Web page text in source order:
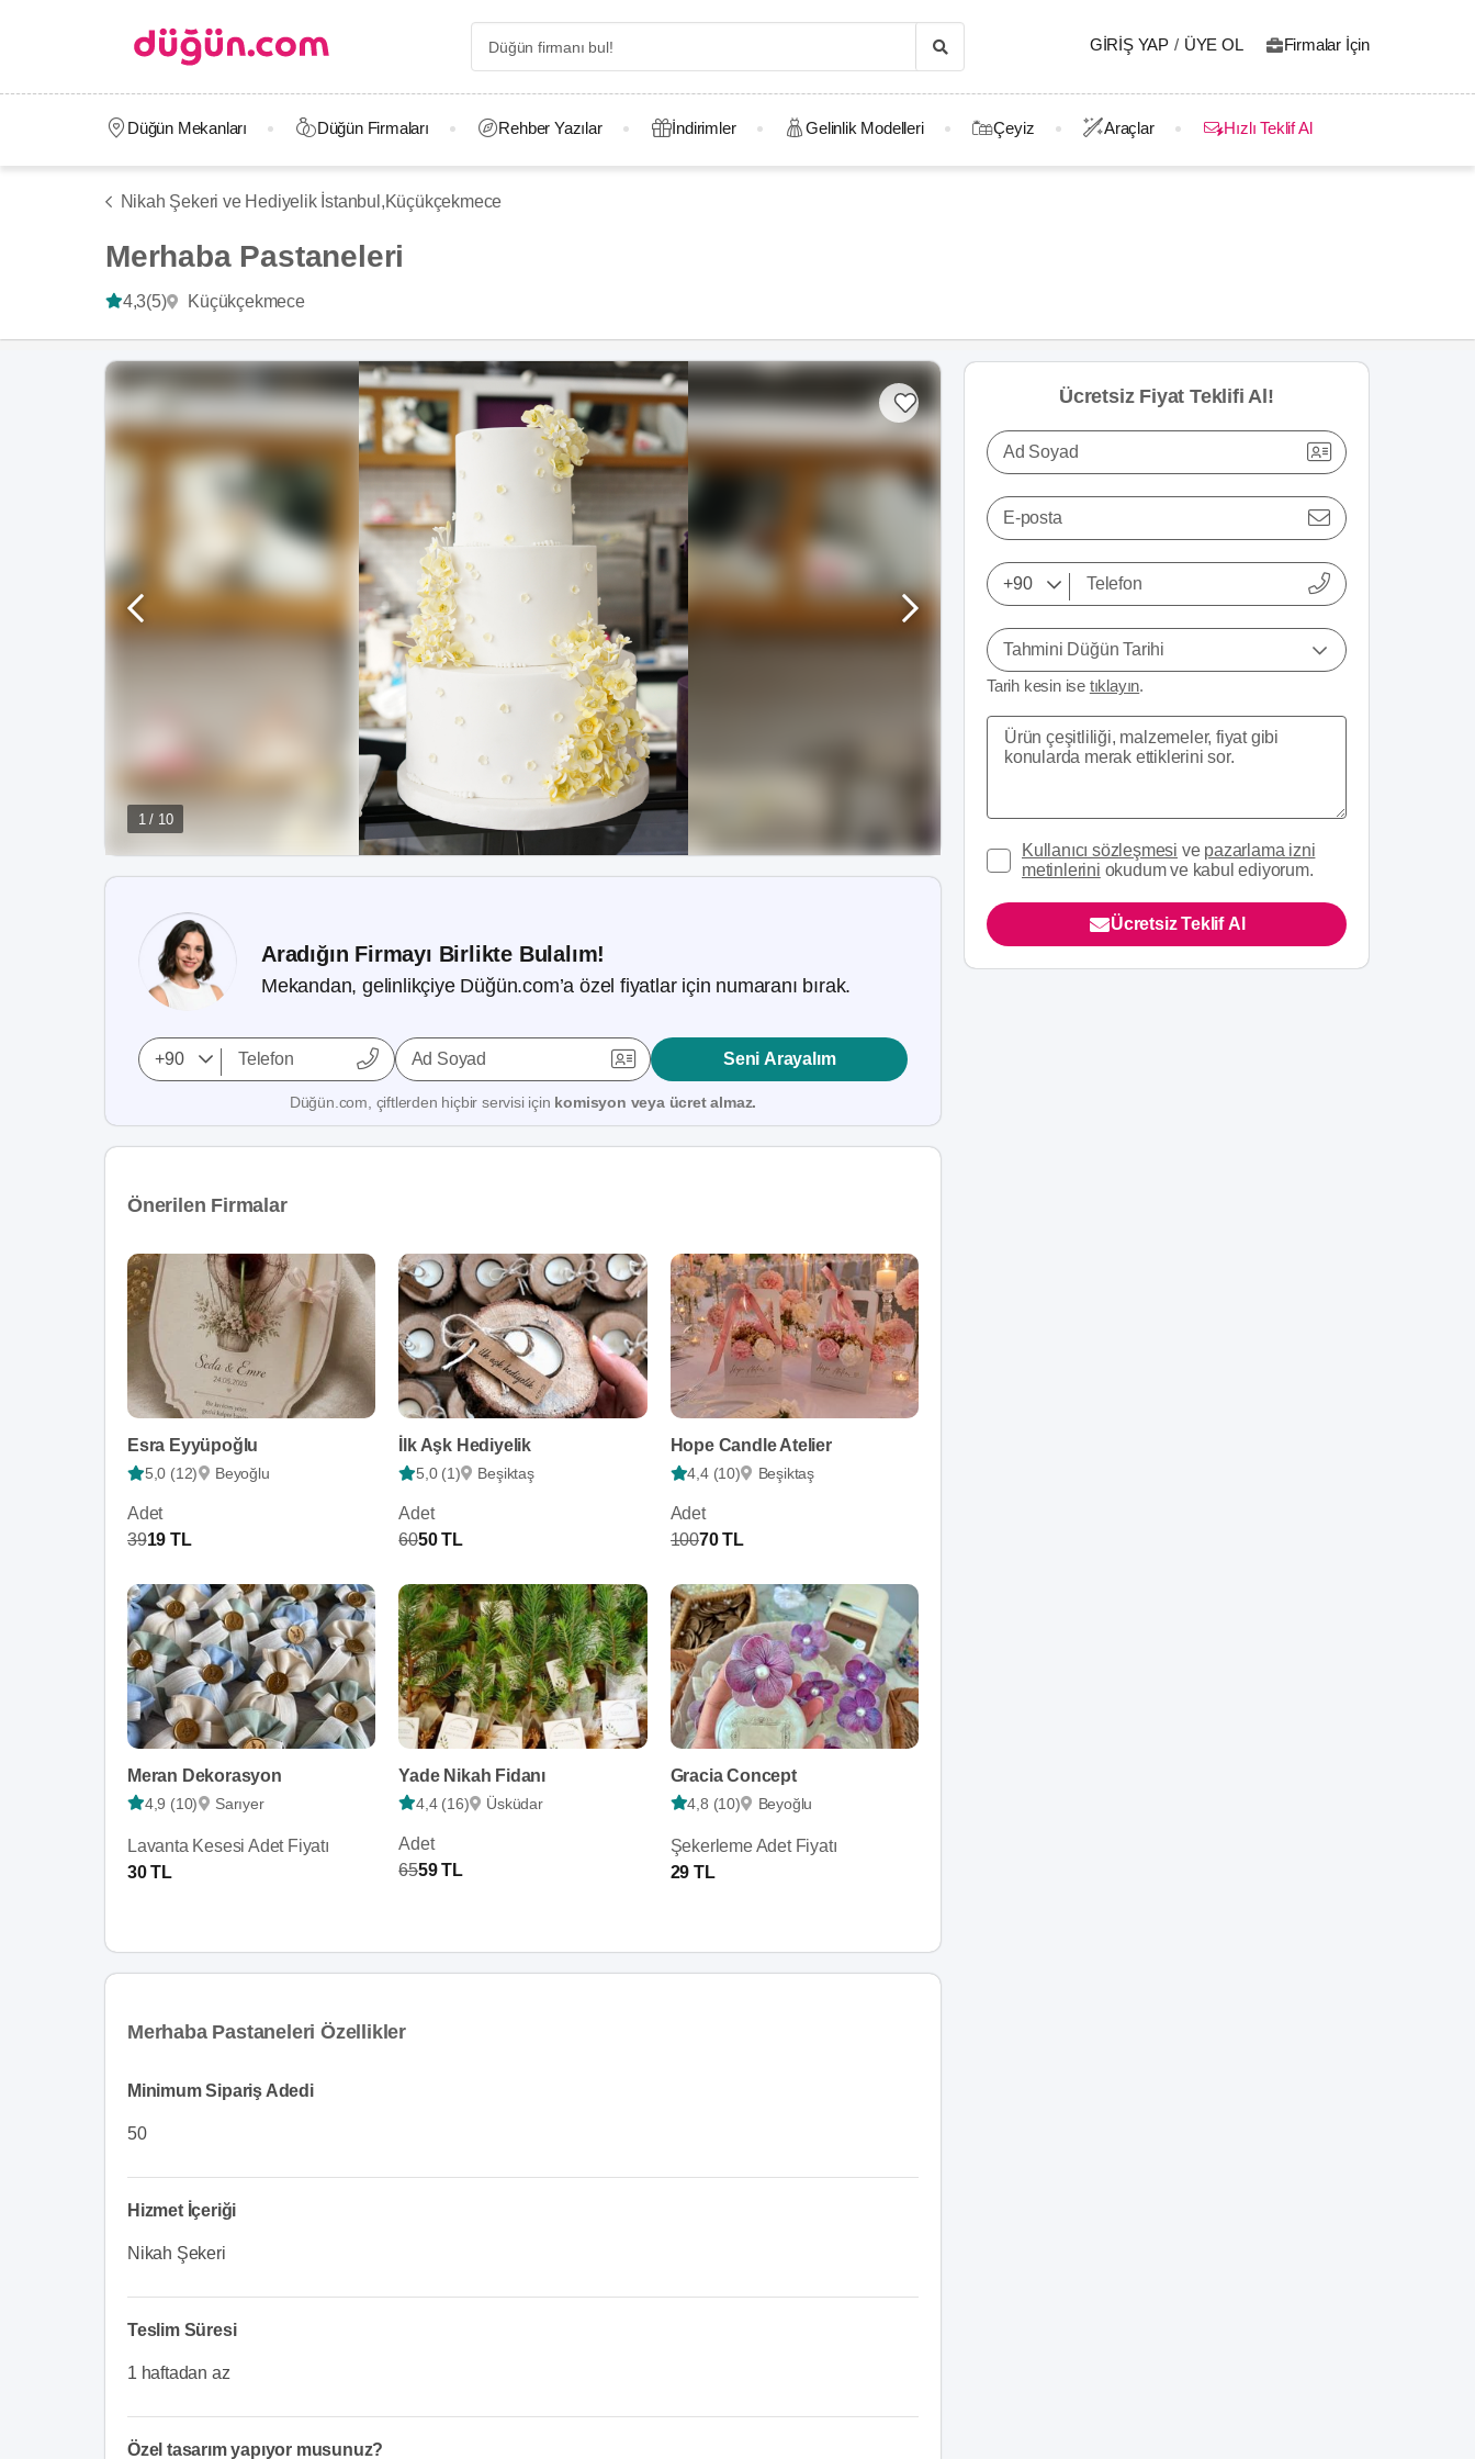
GIRIŞ YAP / ÜYE OL Firmalar İçin
Düğün Mekanları Düğün Firmaları Rehber Yazılar İndirimler Gelinlik Modelleri Çeyiz Araçlar Hızlı Teklif Al
Nikah Şekeri ve Hediyelik İstanbul,Küçükçekmece
Merhaba Pastaneleri
4,3(5) Küçükçekmece
1 / 10
Aradığın Firmayı Birlikte Bulalım!
Mekandan, gelinlikçiye Düğün.com’a özel fiyatlar için numaranı bırak.
Ad Soyad Seni Arayalım
Düğün.com, çiftlerden hiçbir servisi için komisyon veya ücret almaz.
Önerilen Firmalar
Esra Eyyüpoğlu
5,0 (12) Beyoğlu
Adet
3919 TL
İlk Aşk Hediyelik
5,0 (1) Beşiktaş
Adet
6050 TL
Hope Candle Atelier
4,4 (10) Beşiktaş
Adet
10070 TL
Meran Dekorasyon
4,9 (10) Sarıyer
Lavanta Kesesi Adet Fiyatı
30 TL
Yade Nikah Fidanı
4,4 (16) Üsküdar
Adet
6559 TL
Gracia Concept
4,8 (10) Beyoğlu
Şekerleme Adet Fiyatı
29 TL
Merhaba Pastaneleri Özellikler
Minimum Sipariş Adedi
50
Hizmet İçeriği
Nikah Şekeri
Teslim Süresi
1 haftadan az
Özel tasarım yapıyor musunuz?
Ücretsiz Fiyat Teklifi Al!
Ad Soyad
E-posta
Tahmini Düğün Tarihi
Tarih kesin ise tıklayın.
Kullanıcı sözleşmesi ve pazarlama izni
metinlerini okudum ve kabul ediyorum.
Ücretsiz Teklif Al